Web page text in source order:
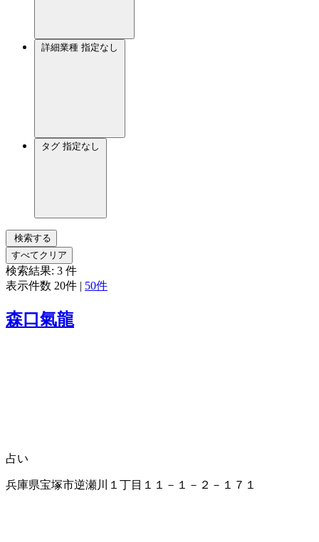
詳細業種 指定なし
タグ 指定なし
検索する
すべてクリア
検索結果: 3 件
表示件数 20件 | 50件
森口氣龍
占い
兵庫県宝塚市逆瀬川１丁目１１－１－２－１７１